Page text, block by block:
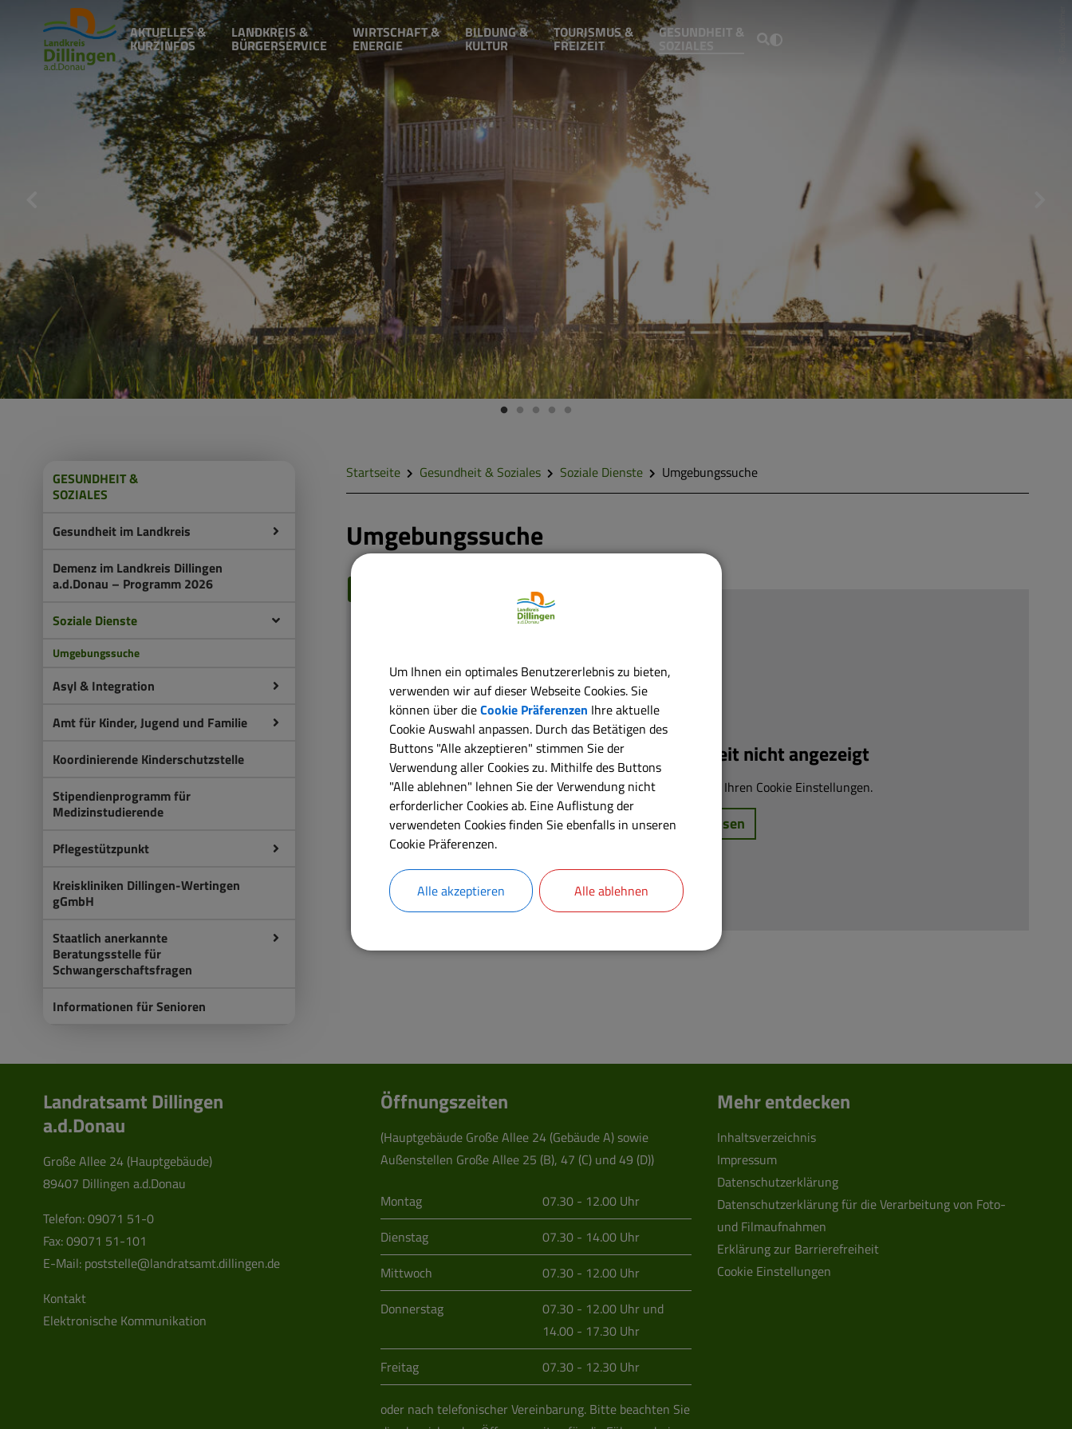
AKTUELLES &
KURZINFOS
LANDKREIS &
BÜRGERSERVICE
WIRTSCHAFT &
ENERGIE
BILDUNG &
KULTUR
TOURISMUS &
FREIZEIT
GESUNDHEIT &
SOZIALES
GESUNDHEIT &
SOZIALES
Gesundheit im Landkreis
Demenz im Landkreis Dillingen
a.d.Donau – Programm 2026
Soziale Dienste
Umgebungssuche
Asyl & Integration
Amt für Kinder, Jugend und Familie
Koordinierende Kinderschutzstelle
Stipendienprogramm für
Medizinstudierende
Pflegestützpunkt
Kreiskliniken Dillingen-Wertingen
gGmbH
Staatlich anerkannte
Beratungsstelle für
Schwangerschaftsfragen
Informationen für Senioren
Startseite Gesundheit & Soziales Soziale Dienste Umgebungssuche
Umgebungssuche
OpenStreetMap wird derzeit nicht angezeigt
Bitte aktivieren Sie "OpenStreetMap" in Ihren Cookie Einstellungen.
Cookies Anpassen
Landratsamt Dillingen
a.d.Donau
Große Allee 24 (Hauptgebäude)
89407 Dillingen a.d.Donau
Telefon:09071 51-0
Fax: 09071 51-101
E-Mail: poststelle@landratsamt.dillingen.de
Kontakt
Elektronische Kommunikation
Öffnungszeiten
(Hauptgebäude Große Allee 24 (Gebäude A) sowie
Außenstellen Große Allee 25 (B), 47 (C) und 49 (D))
Montag
07.30 - 12.00 Uhr
Dienstag
07.30 - 14.00 Uhr
Mittwoch
07.30 - 12.00 Uhr
Donnerstag
07.30 - 12.00 Uhr und
14.00 - 17.30 Uhr
Freitag
07.30 - 12.30 Uhr
oder nach telefonischer Vereinbarung. Bitte beachten Sie
Mehr entdecken
Inhaltsverzeichnis
Impressum
Datenschutzerklärung
Datenschutzerklärung für die Verarbeitung von Foto-
und Filmaufnahmen
Erklärung zur Barrierefreiheit
Cookie Einstellungen
Um Ihnen ein optimales Benutzererlebnis zu bieten,
verwenden wir auf dieser Webseite Cookies. Sie
können über dieCookie Präferenzen Ihre aktuelle
Cookie Auswahl anpassen. Durch das Betätigen des
Buttons "Alle akzeptieren" stimmen Sie der
Verwendung aller Cookies zu. Mithilfe des Buttons
"Alle ablehnen" lehnen Sie der Verwendung nicht
erforderlicher Cookies ab. Eine Auflistung der
verwendeten Cookies finden Sie ebenfalls in unseren
Cookie Präferenzen.
Alle akzeptieren Alle ablehnen